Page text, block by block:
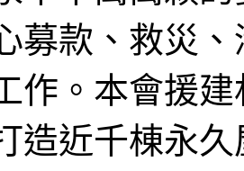
募款、救災
作。本會援
造近千棟永